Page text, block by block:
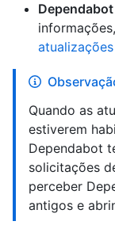
Quando as
estiverem
Dependabot
solicitações
perceber
antigos e